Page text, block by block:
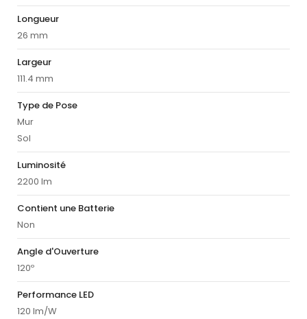
Longueur
26 mm
Largeur
111.4 mm
Type de Pose
Mur
Sol
Luminosité
2200 lm
Contient une Batterie
Non
Angle d'Ouverture
120º
Performance LED
120 lm/W